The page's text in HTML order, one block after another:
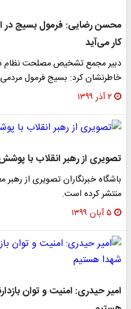
محسن رضایی: فرمول بسیج در
کار می‌آید
دبیر مجمع تشخیص مصلحت نظام
خاطرنشان کرد: بسیج فرمول
۲ آذر ۱۳۹۹
تصویری از رهبر انقلاب با
باشگاه خبرنگاران تصویری از
منتشر کرده است.
۵ آبان ۱۳۹۹
امیر حیدری: امنیت و توان